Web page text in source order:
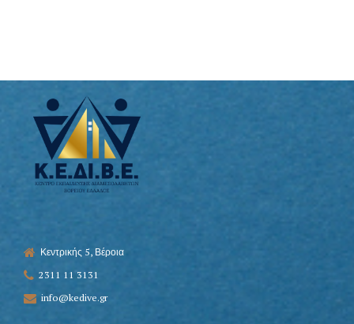
Κεντρικής 5, Βέροια
2311 11 3131
info@kedive.gr